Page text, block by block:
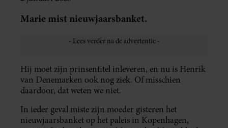
Marie mist nieuwjaarsbanket.
Hij moet zijn prinsentitel inleveren, en nu is Henrik
van Denemarken ook nog ziek. Of misschien
daardoor, dat weten we niet.
In ieder geval miste zijn moeder gisteren het
nieuwjaarsbanket op het paleis in Kopenhagen,